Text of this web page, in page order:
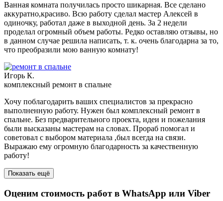
Ванная комната получилась просто шикарная. Все сделано
аккуратно,красиво. Всю работу сделал мастер Алексей в
одиночку, работал даже в выходной день. За 2 недели
проделал огромный объем работы. Редко оставляю отзывы, но
в данном случае решила написать, т. к. очень благодарна за то,
что преобразили мою ванную комнату!
Игорь К.
комплексный ремонт в спальне
Хочу поблагодарить ваших специалистов за прекрасно
выполненную работу. Нужен был комплексный ремонт в
спальне. Без предварительного проекта, идеи и пожелания
были высказаны мастерам на словах. Прораб помогал и
советовал с выбором материала ,был всегда на связи.
Выражаю ему огромную благодарность за качественную
работу!
Показать ещё
Оценим стоимость работ в WhatsApp или Viber